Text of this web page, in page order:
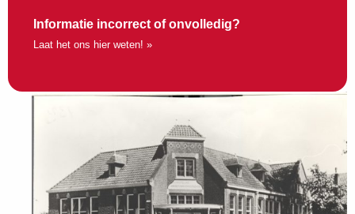
Informatie incorrect of onvolledig?
Laat het ons hier weten! »